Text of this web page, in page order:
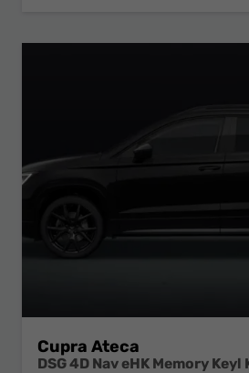
Cupra Ateca
DSG 4D Nav eHK Memory Keyl